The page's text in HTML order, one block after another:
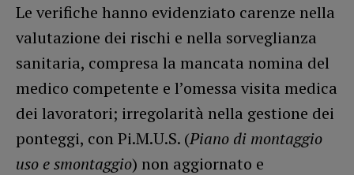
Le verifiche hanno evidenziato carenze nella
valutazione dei rischi e nella sorveglianza
sanitaria, compresa la mancata nomina del
medico competente e l’omessa visita medica
dei lavoratori; irregolarità nella gestione dei
ponteggi, con Pi.M.U.S. (Piano di montaggio
uso e smontaggio) non aggiornato e